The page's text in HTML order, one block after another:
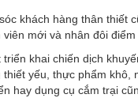
khách hàng thân thiết
mới và nhân đôi
khai chiến dịch
yếu, thực phẩm
hay dụng cụ cắm trại